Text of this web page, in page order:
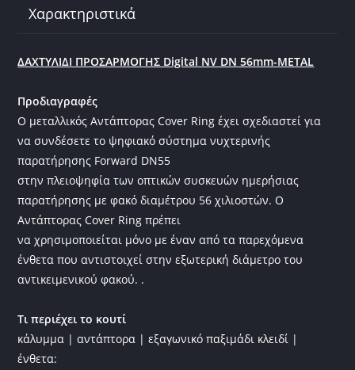
o
Χαρακτηριστικά
ΔΑΧΤΥΛΙΔΙ ΠΡΟΣΑΡΜΟΓΗΣ Digital NV DN 56mm-METAL
Προδιαγραφές
Ο μεταλλικός Αντάπτορας Cover Ring έχει σχεδιαστεί για
να συνδέσετε το ψηφιακό σύστημα νυχτερινής
παρατήρησης Forward DN55
στην πλειοψηφία των οπτικών συσκευών ημερήσιας
παρατήρησης με φακό διαμέτρου 56 χιλιοστών. Ο
Αντάπτορας Cover Ring πρέπει
να χρησιμοποιείται μόνο με έναν από τα παρεχόμενα
ένθετα που αντιστοιχεί στην εξωτερική διάμετρο του
αντικειμενικού φακού. .
Τι περιέχει το κουτί
κάλυμμα | αντάπτορα | εξαγωνικό παξιμάδι κλειδί |
ένθετα: